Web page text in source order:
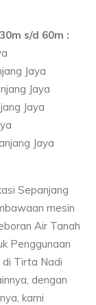
s/d 60m :
Jaya
Jaya
Jaya
Jaya
Sepanjang
mesin
Air Tanah
Penggunaan
di Tirta Nadi
dengan
kami